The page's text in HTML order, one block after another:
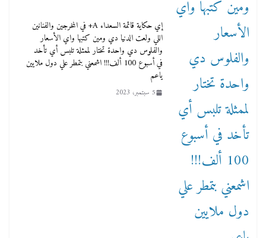
إي حكاية قائمة السعداء A+ في المخرجين والفنانين
اللي ولعت الدنيا دي ومين كتبها واي الأسعار
والفلوس دي واحدة تختار لممثلة تلبس أي تأخد
في أسبوع 100 ألف!!! اشمعني بتمطر علي دول ملايين
ياعم
5 سبتمبر، 2023